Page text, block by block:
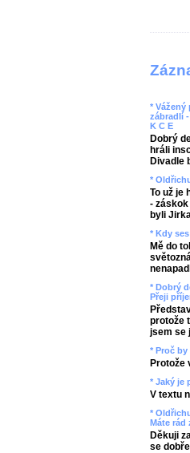
* Vážený
zábradlí
K C E
Dobrý
hráli
Divadle
*
To už je
-
byli
* Kdy
Mě do
* Dobrý
Přeji
protože
jsem se
* Proč
Protože
* Jaký je
V textu
*
Máte rád
Děkuji
se